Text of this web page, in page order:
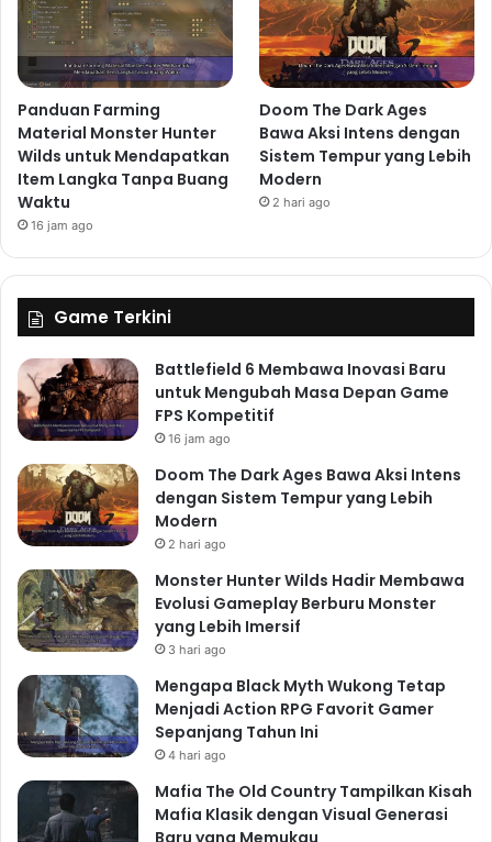
Panduan Farming
Material Monster Hunter
Wilds untuk Mendapatkan
Item Langka Tanpa Buang
Waktu
16 jam ago
Doom The Dark Ages
Bawa Aksi Intens dengan
Sistem Tempur yang Lebih
Modern
2 hari ago
Game Terkini
Battlefield 6 Membawa Inovasi Baru
untuk Mengubah Masa Depan Game
FPS Kompetitif
16 jam ago
Doom The Dark Ages Bawa Aksi Intens
dengan Sistem Tempur yang Lebih
Modern
2 hari ago
Monster Hunter Wilds Hadir Membawa
Evolusi Gameplay Berburu Monster
yang Lebih Imersif
3 hari ago
Mengapa Black Myth Wukong Tetap
Menjadi Action RPG Favorit Gamer
Sepanjang Tahun Ini
4 hari ago
Mafia The Old Country Tampilkan Kisah
Mafia Klasik dengan Visual Generasi
Baru yang Memukau